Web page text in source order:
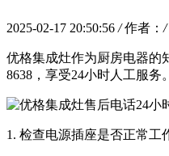
2025-02-17 20:50:56 / 作者： /
优格集成灶作为厨房电器的
8638，享受24小时人工服
1. 检查电源插座是否正常工